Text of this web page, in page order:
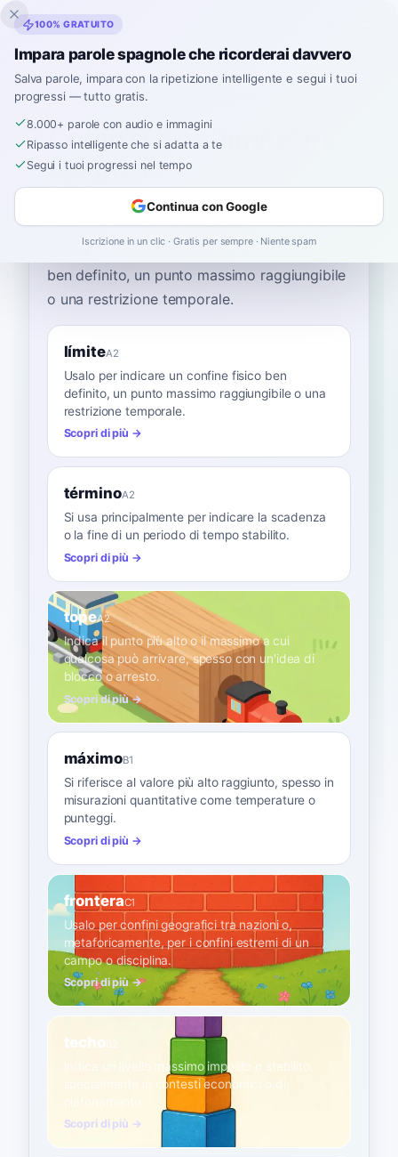
Inklingo
Home› Spagnolo›Italian
Come si dice "limite" in
spagnolo
La parola spagnola più comune per“limite”è
usalo per indicare un confine fisico
ben definito, un punto massimo raggiungibile
o una restrizione temporale.
límiteA2
Usalo per indicare un confine fisico ben
definito, un punto massimo raggiungibile o una
restrizione temporale.
Scopri di più →
términoA2
Si usa principalmente per indicare la scadenza
o la fine di un periodo di tempo stabilito.
Scopri di più →
topeA2
Indica il punto più alto o il massimo a cui
qualcosa può arrivare, spesso con un'idea di
blocco o arresto.
Scopri di più →
máximoB1
Si riferisce al valore più alto raggiunto, spesso in
misurazioni quantitative come temperature o
punteggi.
Scopri di più →
fronteraC1
Usalo per confini geografici tra nazioni o,
metaforicamente, per i confini estremi di un
campo o disciplina.
Scopri di più →
techo
Indica un livello massimo imposto o stabilito,
specialmente in contesti economici o di
plafonamento.
Scopri di più →
100% GRATUITO
Impara parole spagnole che ricorderai davvero
Salva parole, impara con la ripetizione intelligente e segui i tuoi
progressi — tutto gratis.
8.000+ parole con audio e immagini
Ripasso intelligente che si adatta a te
Segui i tuoi progressi nel tempo
Continua con Google
Iscrizione in un clic · Gratis per sempre · Niente spam